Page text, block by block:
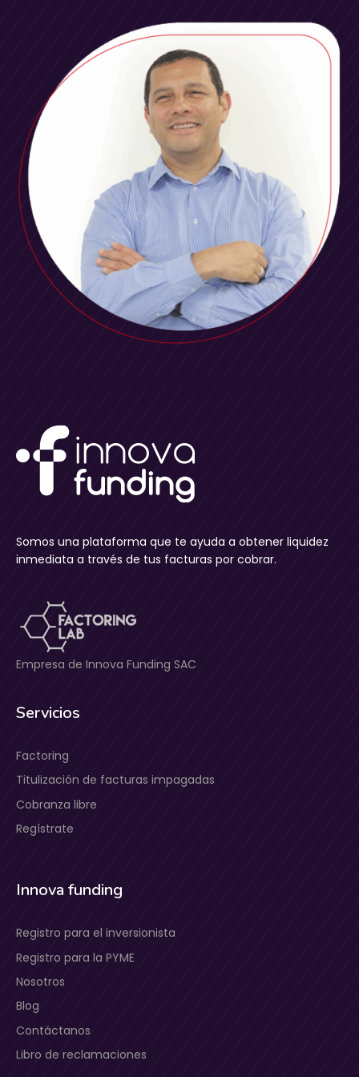
Somos una plataforma que te ayuda a obtener liquidez
inmediata a través de tus facturas por cobrar.
Empresa de Innova Funding SAC
Servicios
Factoring
Titulización de facturas impagadas
Cobranza libre
Regístrate
Innova funding
Registro para el inversionista
Registro para la PYME
Nosotros
Blog
Contáctanos
Libro de reclamaciones